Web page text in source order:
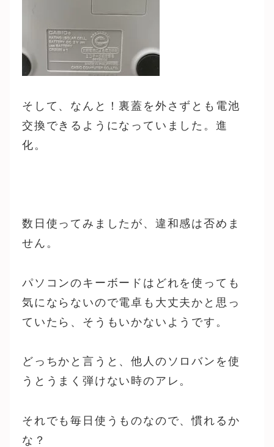
そして、なんと！裏蓋を外さずとも電池
交換できるようになっていました。進
化。
数日使ってみましたが、違和感は否めま
せん。
パソコンのキーボードはどれを使っても
気にならないので電卓も大丈夫かと思っ
ていたら、そうもいかないようです。
どっちかと言うと、他人のソロバンを使
うとうまく弾けない時のアレ。
それでも毎日使うものなので、慣れるか
な？